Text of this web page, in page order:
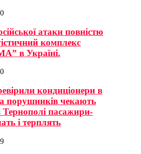
атаки повністю
комплекс
в Україні.
кондиціонери в
порушників чекають
пасажири-
і терплять